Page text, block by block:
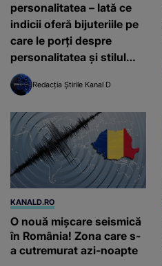
personalitatea – Iată ce
indicii oferă bijuteriile pe
care le porți despre
personalitatea și stilul
tău!
Redacția Știrile Kanal D
KANALD.RO
O nouă mișcare seismică
în România! Zona care s-
a cutremurat azi-noapte